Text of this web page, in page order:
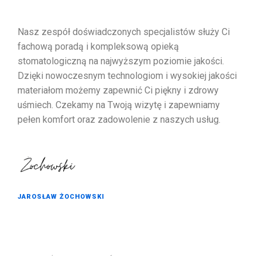
Nasz zespół doświadczonych specjalistów służy Ci
fachową poradą i kompleksową opieką
stomatologiczną na najwyższym poziomie jakości.
Dzięki nowoczesnym technologiom i wysokiej jakości
materiałom możemy zapewnić Ci piękny i zdrowy
uśmiech. Czekamy na Twoją wizytę i zapewniamy
pełen komfort oraz zadowolenie z naszych usług.
JAROSŁAW ŻOCHOWSKI